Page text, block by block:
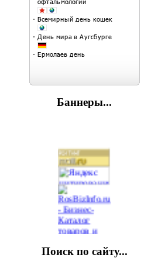
Баннеры...
Поиск по сайту...